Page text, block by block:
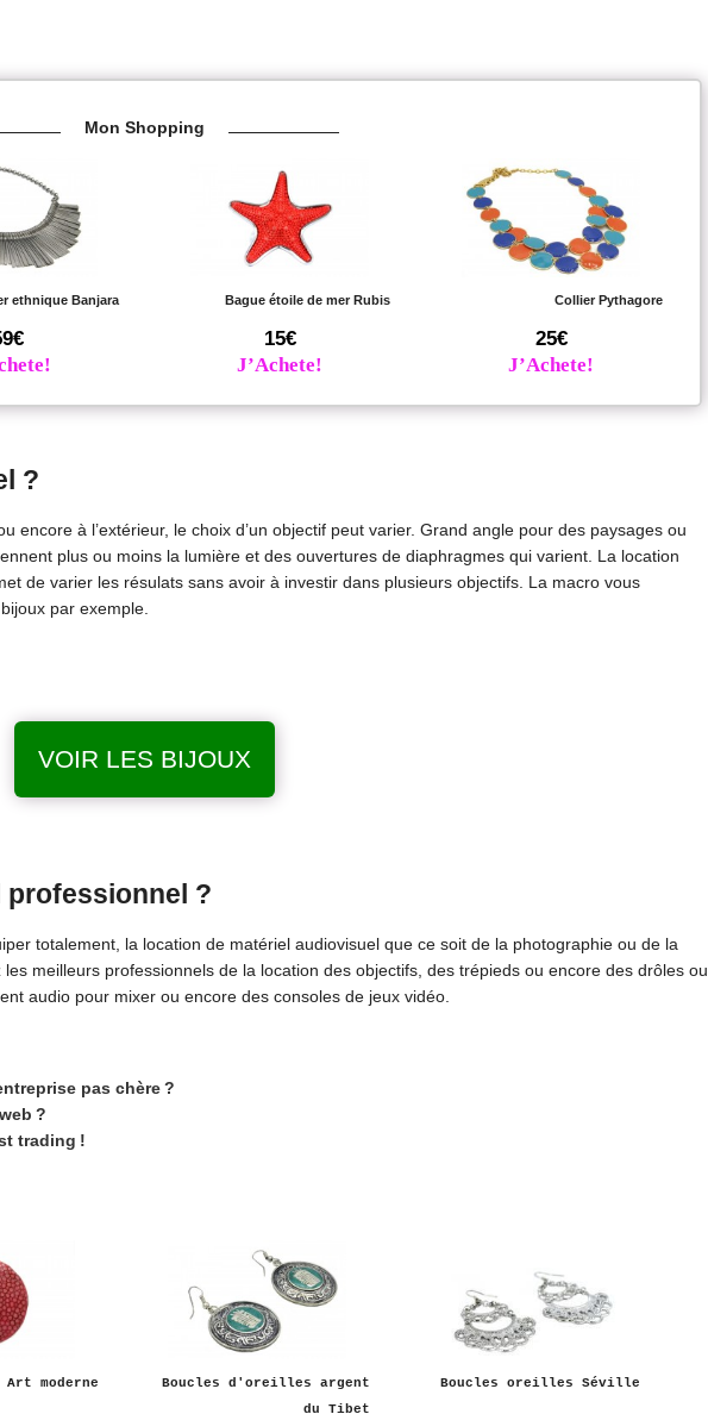
Mon Shopping
ethnique Banjara Bague étoile de mer Rubis
15€
J’Achete!
Collier Pythagore
25€
J’Achete!
?
encore à l’extérieur, le choix d’un objectif peut varier. Grand angle pour des paysages ou
plus ou moins la lumière et des ouvertures de diaphragmes qui varient. La location
de varier les résulats sans avoir à investir dans plusieurs objectifs. La macro vous
par exemple.
VOIR LES BIJOUX
professionnel ?
totalement, la location de matériel audiovisuel que ce soit de la photographie ou de la
meilleurs professionnels de la location des objectifs, des trépieds ou encore des drôles ou
audio pour mixer ou encore des consoles de jeux vidéo.
pas chère ?
?
trading !
Art moderne
Boucles d'oreilles argent
du Tibet
Boucles oreilles Séville